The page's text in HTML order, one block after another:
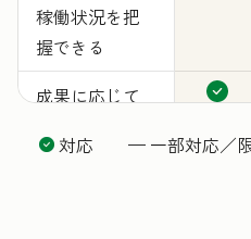
稼働状況を把
握できる
成果に応じて
対応 — 一部対応／